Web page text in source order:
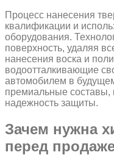
Процесс нанесения
квалификации и
оборудования.
поверхность, удаляя
нанесения воска и
водоотталкивающие
автомобилем в
премиальные составы,
надежность защиты.
Зачем нужна
перед